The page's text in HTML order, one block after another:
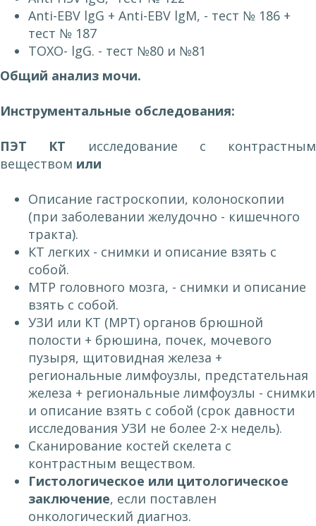
Anti-ЕВV lgG + Anti-ЕВV lgМ, - тест № 186 +
тест № 187
ТОХО- lgG. - тест №80 и №81
Общий анализ мочи.
Инструментальные обследования:
ПЭТ КТ исследование с контрастным
веществом или
Описание гастроскопии, колоноскопии
(при заболевании желудочно - кишечного
тракта).
КТ легких - снимки и описание взять с
собой.
МТР головного мозга, - снимки и описание
взять с собой.
УЗИ или КТ (МРТ) органов брюшной
полости + брюшина, почек, мочевого
пузыря, щитовидная железа +
региональные лимфоузлы, предстательная
железа + региональные лимфоузлы - снимки
и описание взять с собой (срок давности
исследования УЗИ не более 2-х недель).
Сканирование костей скелета с
контрастным веществом.
Гистологическое или цитологическое
заключение, если поставлен
онкологический диагноз.